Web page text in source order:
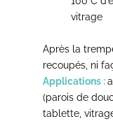
vitrage
Après la
recoupés, ni
Applications :
(parois de
tablette,